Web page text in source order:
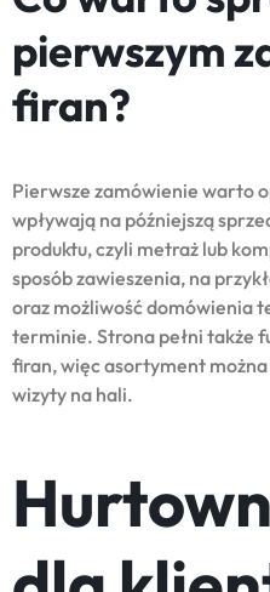
pierwszym
firan?
Pierwsze zamówienie warto
wpływają na późniejszą
produktu, czyli metraż lub
sposób zawieszenia, na
oraz możliwość domówienia
terminie. Strona pełni także
firan, więc asortyment
wizyty na hali.